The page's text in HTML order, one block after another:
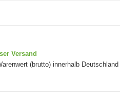
Versand
(brutto) innerhalb Deutschland